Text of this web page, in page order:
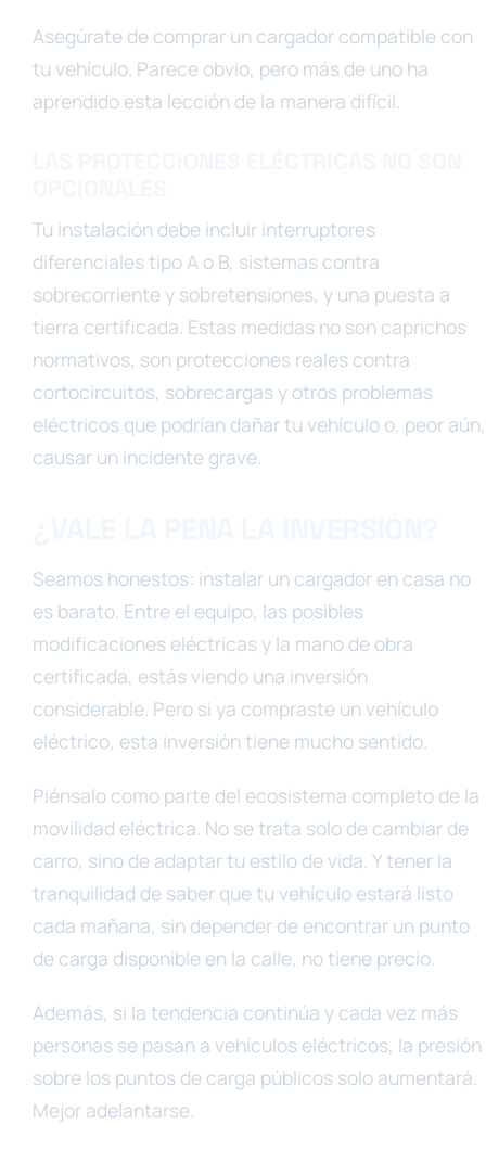
Asegúrate de comprar un cargador compatible con
tu vehículo. Parece obvio, pero más de uno ha
aprendido esta lección de la manera difícil.
Tu instalación debe incluir interruptores
diferenciales tipo A o B, sistemas contra
sobrecorriente y sobretensiones, y una puesta a
tierra certificada. Estas medidas no son caprichos
normativos, son protecciones reales contra
cortocircuitos, sobrecargas y otros problemas
eléctricos que podrían dañar tu vehículo o, peor aún,
causar un incidente grave.
Seamos honestos: instalar un cargador en casa no
es barato. Entre el equipo, las posibles
modificaciones eléctricas y la mano de obra
certificada, estás viendo una inversión
considerable. Pero si ya compraste un vehículo
eléctrico, esta inversión tiene mucho sentido.
Piénsalo como parte del ecosistema completo de la
movilidad eléctrica. No se trata solo de cambiar de
carro, sino de adaptar tu estilo de vida. Y tener la
tranquilidad de saber que tu vehículo estará listo
cada mañana, sin depender de encontrar un punto
de carga disponible en la calle, no tiene precio.
Además, si la tendencia continúa y cada vez más
personas se pasan a vehículos eléctricos, la presión
sobre los puntos de carga públicos solo aumentará.
Mejor adelantarse.